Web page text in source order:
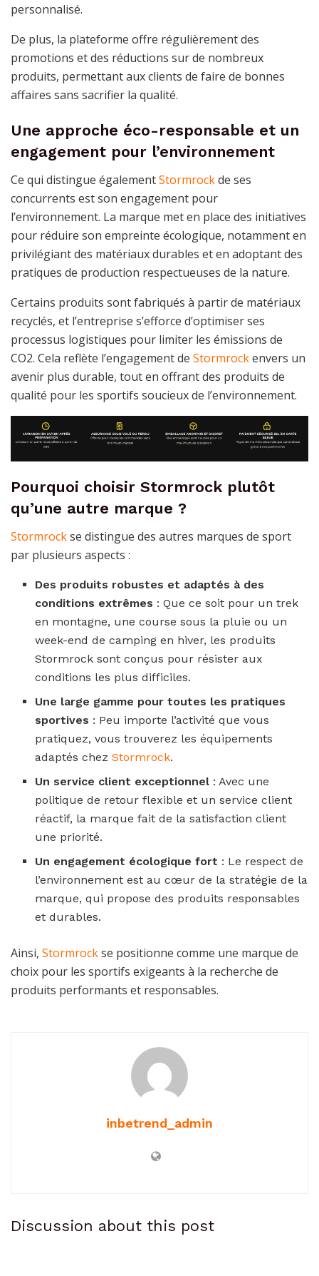
personnalisé.
De plus, la plateforme offre régulièrement des
promotions et des réductions sur de nombreux
produits, permettant aux clients de faire de bonnes
affaires sans sacrifier la qualité.
Une approche éco-responsable et un
engagement pour l’environnement
Ce qui distingue égalementStormrockde ses
concurrents est son engagement pour
l’environnement. La marque met en place des initiatives
pour réduire son empreinte écologique, notamment en
privilégiant des matériaux durables et en adoptant des
pratiques de production respectueuses de la nature.
Certains produits sont fabriqués à partir de matériaux
recyclés, et l’entreprise s’efforce d’optimiser ses
processus logistiques pour limiter les émissions de
CO2. Cela reflète l’engagement de Stormrockenvers un
avenir plus durable, tout en offrant des produits de
qualité pour les sportifs soucieux de l’environnement.
Pourquoi choisir Stormrock plutôt
qu’une autre marque ?
Stormrockse distingue des autres marques de sport
par plusieurs aspects :
Des produits robustes et adaptés à des
conditions extrêmes : Que ce soit pour un trek
en montagne, une course sous la pluie ou un
week-end de camping en hiver, les produits
Stormrock sont conçus pour résister aux
conditions les plus difficiles.
Une large gamme pour toutes les pratiques
sportives : Peu importe l’activité que vous
pratiquez, vous trouverez les équipements
adaptés chezStormrock.
Un service client exceptionnel : Avec une
politique de retour flexible et un service client
réactif, la marque fait de la satisfaction client
une priorité.
Un engagement écologique fort : Le respect de
l’environnement est au cœur de la stratégie de la
marque, qui propose des produits responsables
et durables.
Ainsi, Stormrockse positionne comme une marque de
choix pour les sportifs exigeants à la recherche de
produits performants et responsables.
inbetrend_admin
Discussion about this post